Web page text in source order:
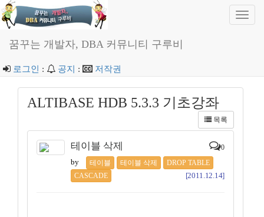
꿈꾸는 개발자, DBA 커뮤니티 구루비
로그인 : 공지 : 저작권
ALTIBASE HDB 5.3.3 기초강좌
목록
테이블 삭제 0
by 테이블 테이블 삭제
DROP TABLE
CASCADE
[2011.12.14]